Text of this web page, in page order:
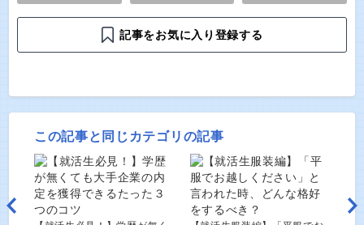
記事をお気に入り登録する
この記事と同じカテゴリの記事